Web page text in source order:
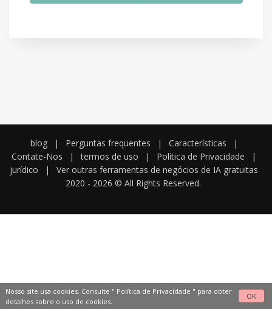
blog | Perguntas frequentes | Características
|
Contate-Nos
| termos de uso | Política de Privacidade
|
jurídico
|
Ver outras ferramentas de negócios de IA gratuitas
2020 - 2026 © All Rights Reserved.
Nosso site usa cookies. Consulte " Política de Privacidade " para obter
detalhes sobre o uso de cookies.
OK